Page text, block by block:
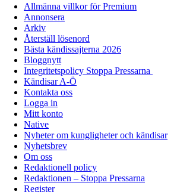
Allmänna villkor för Premium
Annonsera
Arkiv
Återställ lösenord
Bästa kändissajterna 2026
Bloggnytt
Integritetspolicy Stoppa Pressarna
Kändisar A-Ö
Kontakta oss
Logga in
Mitt konto
Native
Nyheter om kungligheter och kändisar
Nyhetsbrev
Om oss
Redaktionell policy
Redaktionen – Stoppa Pressarna
Register